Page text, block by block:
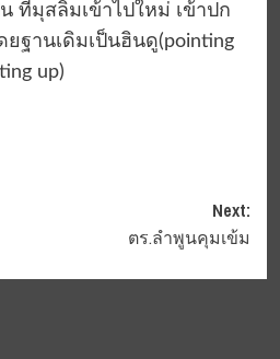
ที่มุสลิมเข้าไปใหม่ เข้าปก
ยฐานเดิมเป็นฮินดู(pointing
up)
Next:
ตร.ลำพูนคุมเข้ม